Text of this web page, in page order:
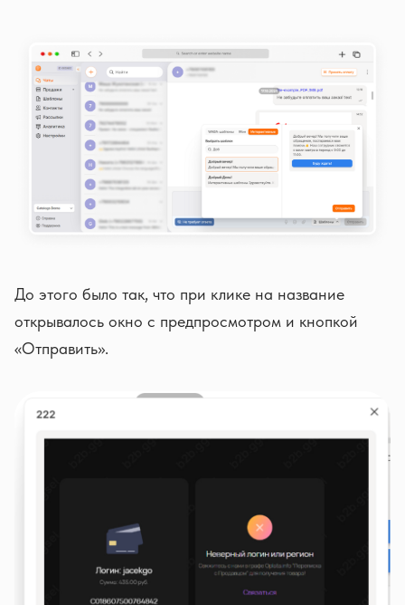
До этого было так, что при клике на название
открывалось окно с предпросмотром и кнопкой
«Отправить».